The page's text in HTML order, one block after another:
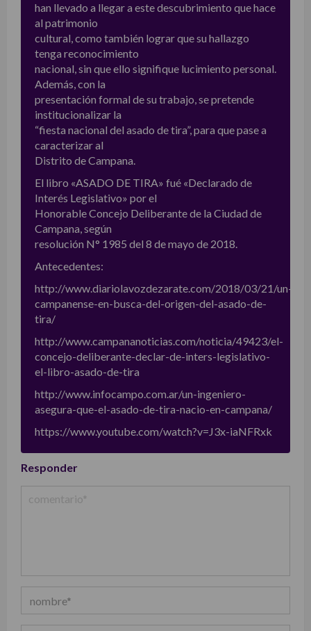
han llevado a llegar a este descubrimiento que hace
al patrimonio
cultural, como también lograr que su hallazgo
tenga reconocimiento
nacional, sin que ello signifique lucimiento personal.
Además, con la
presentación formal de su trabajo, se pretende
institucionalizar la
“fiesta nacional del asado de tira”, para que pase a
caracterizar al
Distrito de Campana.
El libro «ASADO DE TIRA» fué «Declarado de
Interés Legislativo» por el
Honorable Concejo Deliberante de la Ciudad de
Campana, según
resolución N° 1985 del 8 de mayo de 2018.
Antecedentes:
http://www.diariolavozdezarate.com/2018/03/21/un-
campanense-en-busca-del-origen-del-asado-de-
tira/
http://www.campananoticias.com/noticia/49423/el-
concejo-deliberante-declar-de-inters-legislativo-
el-libro-asado-de-tira
http://www.infocampo.com.ar/un-ingeniero-
asegura-que-el-asado-de-tira-nacio-en-campana/
https://www.youtube.com/watch?v=J3x-iaNFRxk
Responder